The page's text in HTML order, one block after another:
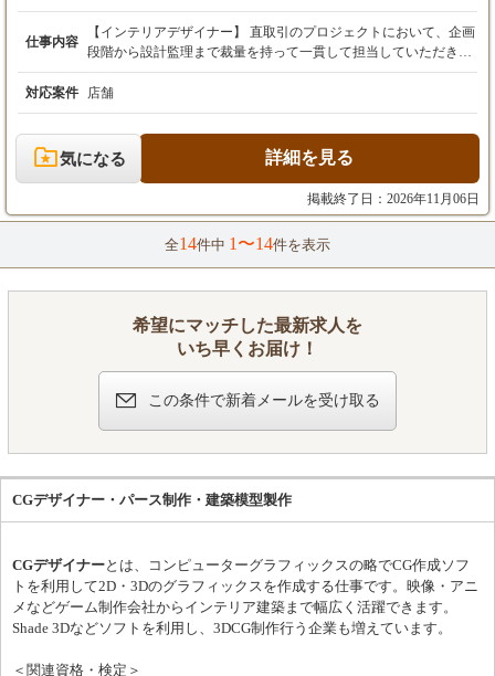
600万円以上（月給目安：50万円以上）
※いずれも経験・実績を考慮の上、適正に決定
いたします。
に変更はありません）。
仕事内容
【インテリアデザイナー】 直取引のプロジェクトにおいて、企画
段階から設計監理まで裁量を持って一貫して担当していただきま
す。 ［要件定義・企画立案］ オーナーと直接折衝し、事業の目
的やコンセプトを抽出・言語化します。 ［基本・実施設計］ Vect
orWorks、RenderWorksを用いて、コンセプトを精緻な図面やCGパ
ースに落とし込みます。 ［プレゼンテーション］ 意匠の合理性
や費用対効果をクライアントへ論理的に提案します。 ［現場監
理］ 施工会社との緻密な連携を図り、着工から竣工までの品質・
でプロのサポートを行いながら、空間設計のプロセスを体系的に
た各種図面の作成補助。 ［資料作成］ Illustrator、Photoshopを用
いたプレゼンテーション資料のブラッシュアップ。 ［プロジェク
ト同行］ クライアントとの打ち合わせへの同席、議事録の作成。
模型製作。 ▶︎ キャリアとやりがい ★代理店を挟まないダイレク
トな折衝により、上流工程からプロジェクトをコントロールでき
ます。 ★明確な評価基準に基づき、成果は給与へダイレクトに還
元されます（年収700万円以上の到達も可能）。 ★アシスタント
層には、独り立ちを見据えた実践的なOJTと明確なキャリアパス
を用意しています。
対応案件 店舗
気になる 詳細を見る
掲載終了日：2026年11月06日
全14件中 1〜14件を表示
希望にマッチした最新求人を
いち早くお届け！
この条件で新着メールを受け取る
CGデザイナー・パース制作・建築模型製作
CGデザイナーとは、コンピューターグラフィックスの略でCG作成ソフ
トを利用して2D・3Dのグラフィックスを作成する仕事です。映像・アニ
メなどゲーム制作会社からインテリア建築まで幅広く活躍できます。
Shade 3Dなどソフトを利用し、3DCG制作行う企業も増えています。
＜関連資格・検定＞